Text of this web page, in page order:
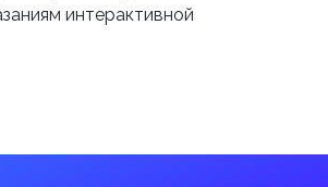
интерактивной